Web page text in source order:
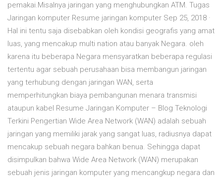
pemakai.Misalnya jaringan yang menghubungkan ATM. Tugas
Jaringan komputer Resume jaringan komputer Sep 25, 2018 ·
Hal ini tentu saja disebabkan oleh kondisi geografis yang amat
luas, yang mencakup multi nation atau banyak Negara. oleh
karena itu beberapa Negara mensyaratkan beberapa regulasi
tertentu agar sebuah perusahaan bisa membangun jaringan
yang terhubung dengan jaringan WAN, serta
memperhitungkan biaya pembangunan menara transmisi
ataupun kabel Resume Jaringan Komputer – Blog Teknologi
Terkini Pengertian Wide Area Network (WAN) adalah sebuah
jaringan yang memiliki jarak yang sangat luas, radiusnya dapat
mencakup sebuah negara bahkan benua. Sehingga dapat
disimpulkan bahwa Wide Area Network (WAN) merupakan
sebuah jenis jaringan komputer yang mencangkup negara dan